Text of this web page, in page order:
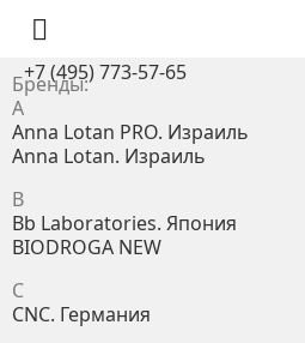

+7 (495) 773-57-65
Бренды:
A
Anna Lotan PRO. Израиль
Anna Lotan. Израиль
B
Bb Laboratories. Япония
BIODROGA NEW
C
CNC. Германия